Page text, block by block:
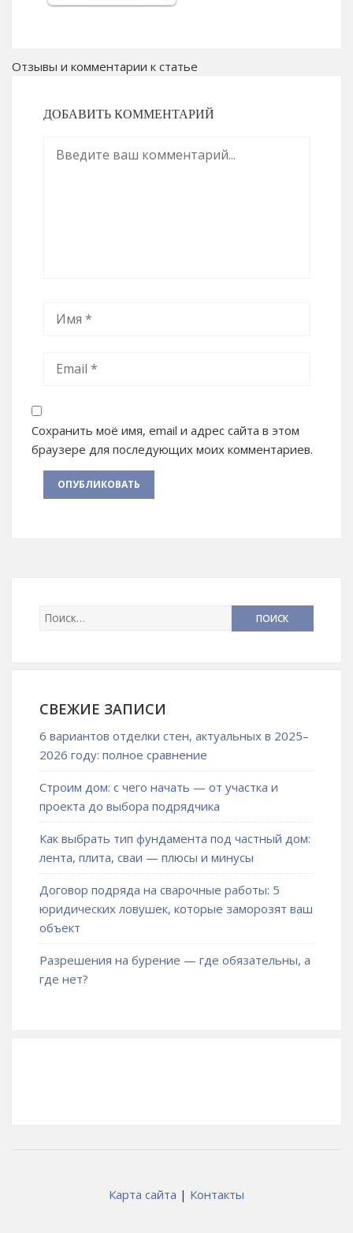
Отзывы и комментарии к статье
ДОБАВИТЬ КОММЕНТАРИЙ
Сохранить моё имя, email и адрес сайта в этом
браузере для последующих моих комментариев.
СВЕЖИЕ ЗАПИСИ
6 вариантов отделки стен, актуальных в 2025–
2026 году: полное сравнение
Строим дом: с чего начать — от участка и
проекта до выбора подрядчика
Как выбрать тип фундамента под частный дом:
лента, плита, сваи — плюсы и минусы
Договор подряда на сварочные работы: 5
юридических ловушек, которые заморозят ваш
объект
Разрешения на бурение — где обязательны, а
где нет?
Карта сайта | Контакты